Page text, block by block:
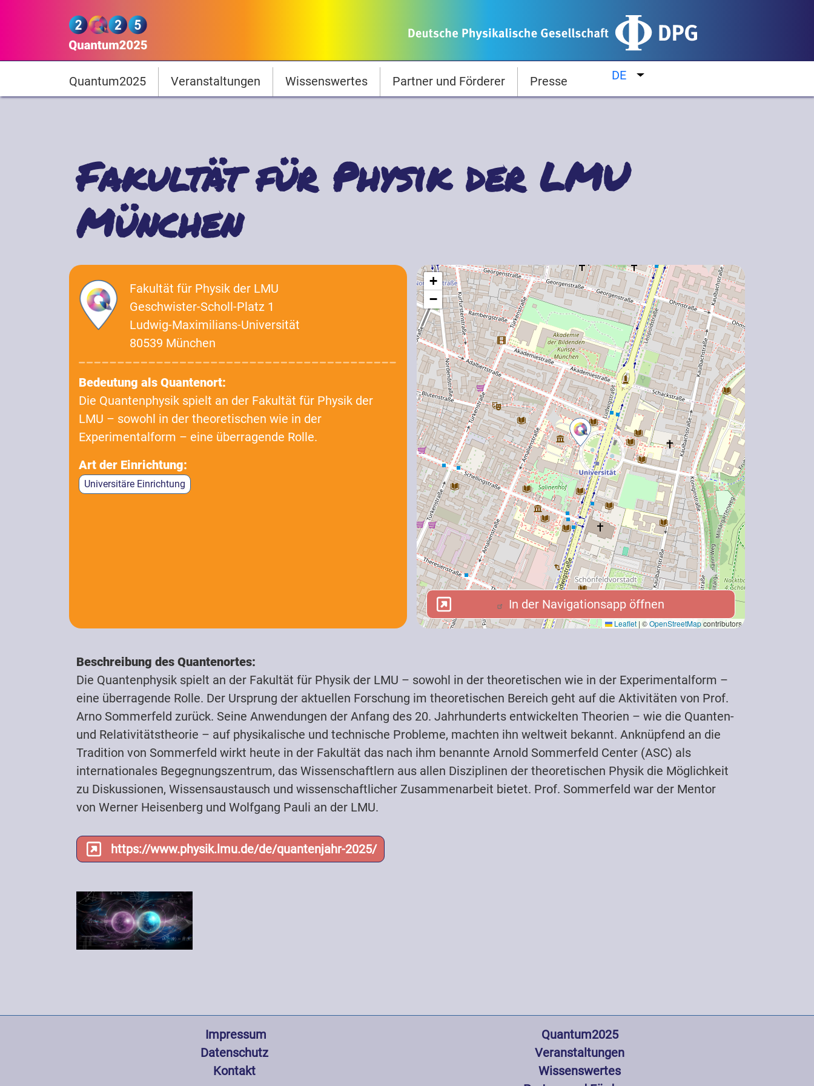
Quantum2025
Hauptnavigation
Quantum2025 Veranstaltungen Wissenswertes Partner und Förderer Presse DE Weitere Aktionen auflisten
Fakultät für Physik der LMU
München
Fakultät für Physik der LMU
Geschwister-Scholl-Platz 1
Ludwig-Maximilians-Universität
80539 München
Bedeutung als Quantenort:
Die Quantenphysik spielt an der Fakultät für Physik der
LMU – sowohl in der theoretischen wie in der
Experimentalform – eine überragende Rolle.
Art der Einrichtung:
Universitäre Einrichtung
+
−
Leaflet | ©OpenStreetMapcontributors
In der Navigationsapp öffnen
In der Navigationsapp öffnen
Beschreibung des Quantenortes:
Die Quantenphysik spielt an der Fakultät für Physik der LMU – sowohl in der theoretischen wie in der Experimentalform –
eine überragende Rolle. Der Ursprung der aktuellen Forschung im theoretischen Bereich geht auf die Aktivitäten von Prof.
Arno Sommerfeld zurück. Seine Anwendungen der Anfang des 20. Jahrhunderts entwickelten Theorien – wie die Quanten-
und Relativitätstheorie – auf physikalische und technische Probleme, machten ihn weltweit bekannt. Anknüpfend an die
Tradition von Sommerfeld wirkt heute in der Fakultät das nach ihm benannte Arnold Sommerfeld Center (ASC) als
internationales Begegnungszentrum, das Wissenschaftlern aus allen Disziplinen der theoretischen Physik die Möglichkeit
zu Diskussionen, Wissensaustausch und wissenschaftlicher Zusammenarbeit bietet. Prof. Sommerfeld war der Mentor
von Werner Heisenberg und Wolfgang Pauli an der LMU.
https://www.physik.lmu.de/de/quantenjahr-2025/
Impressum
Datenschutz
Kontakt
Hauptnavigation
Quantum2025
Veranstaltungen
Wissenswertes